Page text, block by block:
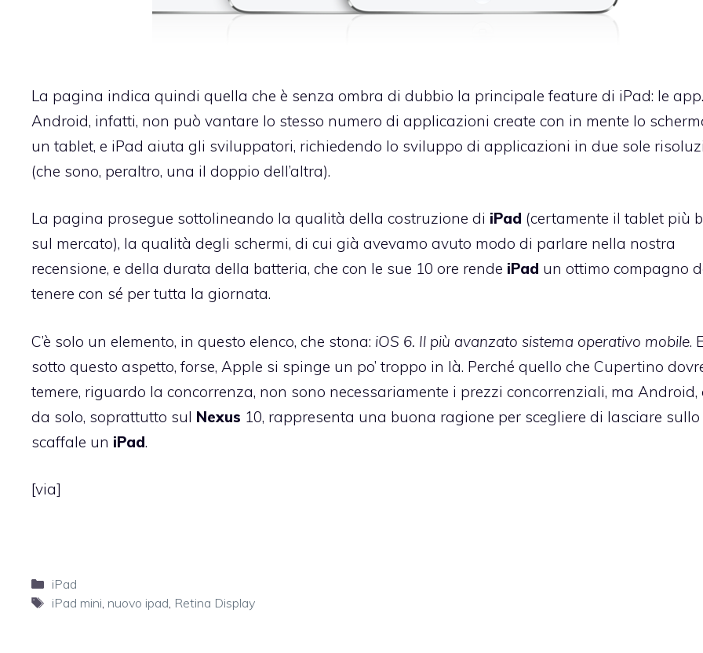
La pagina indica quindi quella che è senza ombra di dubbio la principale feature di iPad: le app.
Android, infatti, non può vantare lo stesso numero di applicazioni create con in mente lo
un tablet, e iPad aiuta gli sviluppatori, richiedendo lo sviluppo di applicazioni in due sole
(che sono, peraltro, una il doppio dell’altra).
La pagina prosegue sottolineando la qualità della costruzione di iPad (certamente il tablet più
sul mercato), la qualità degli schermi, di cui già avevamo avuto modo di parlare nella nostra
recensione, e della durata della batteria, che con le sue 10 ore rende iPad un ottimo compagno
tenere con sé per tutta la giornata.
C’è solo un elemento, in questo elenco, che stona: iOS 6. Il più avanzato sistema operativo mobile.
sotto questo aspetto, forse, Apple si spinge un po’ troppo in là. Perché quello che Cupertino
temere, riguardo la concorrenza, non sono necessariamente i prezzi concorrenziali, ma Android,
da solo, soprattutto sul Nexus 10, rappresenta una buona ragione per scegliere di lasciare sullo
scaffale un iPad.
[via]
Categorie
iPad
Tag
iPad mini, nuovo ipad, Retina Display